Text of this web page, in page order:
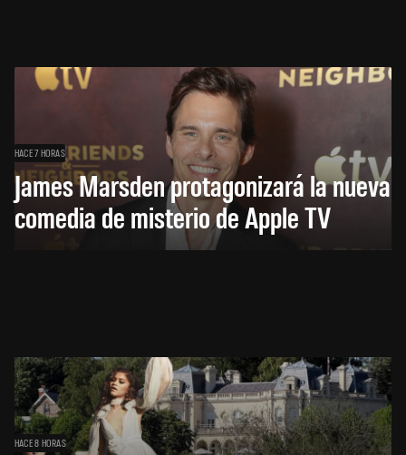
HACE 7 HORAS
James Marsden protagonizará la nueva
comedia de misterio de Apple TV
HACE 8 HORAS